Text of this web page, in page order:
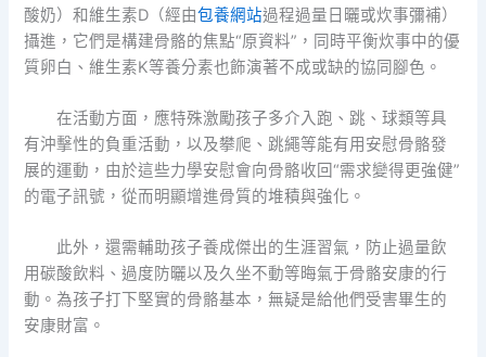
酸奶）和維生素D（經由包養網站過程過量日曬或炊事彌補）
攝進，它們是構建骨骼的焦點“原資料”，同時平衡炊事中的優
質卵白、維生素K等養分素也飾演著不成或缺的協同腳色。
在活動方面，應特殊激勵孩子多介入跑、跳、球類等具
有沖擊性的負重活動，以及攀爬、跳繩等能有用安慰骨骼發
展的運動，由於這些力學安慰會向骨骼收回“需求變得更強健”
的電子訊號，從而明顯增進骨質的堆積與強化。
此外，還需輔助孩子養成傑出的生涯習氣，防止過量飲
用碳酸飲料、過度防曬以及久坐不動等晦氣于骨骼安康的行
動。為孩子打下堅實的骨骼基本，無疑是給他們受害畢生的
安康財富。